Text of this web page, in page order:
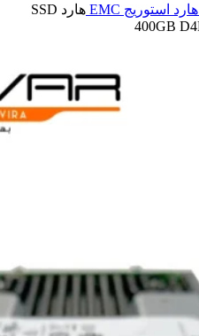
هارد استوریج EMC
هارد SSD